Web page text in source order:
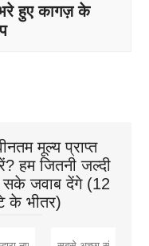
हुए कागज़ के
मूल्य प्राप्त
हम जितनी जल्दी
सके जवाब देंगे (12
के भीतर)